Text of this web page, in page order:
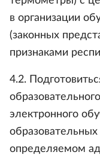
в организации
(законных
признаками
4.2.
электронного
определяемом